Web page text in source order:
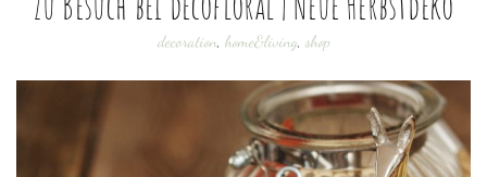
decoration, home&living, shop